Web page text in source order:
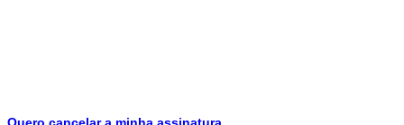
Quero cancelara minha assinatura.